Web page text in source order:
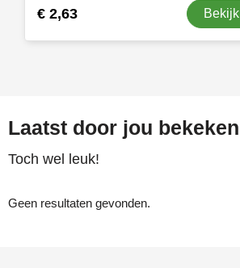
€ 2,63 Bekijk
Laatst door jou bekeken
Toch wel leuk!
Geen resultaten gevonden.